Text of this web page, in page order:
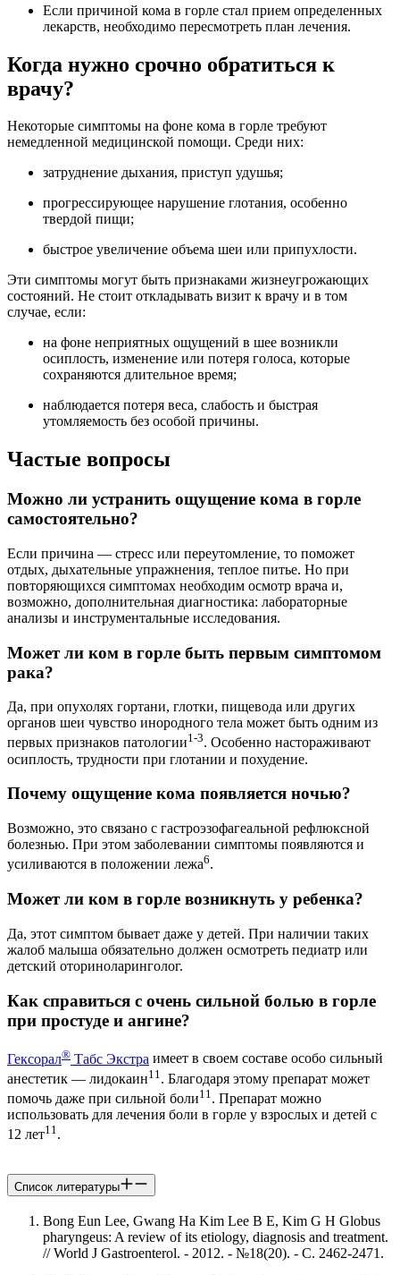
Если причиной кома в горле стал прием определенных
лекарств, необходимо пересмотреть план лечения.
Когда нужно срочно обратиться к
врачу?
Некоторые симптомы на фоне кома в горле требуют
немедленной медицинской помощи. Среди них:
затруднение дыхания, приступ удушья;
прогрессирующее нарушение глотания, особенно
твердой пищи;
быстрое увеличение объема шеи или припухлости.
Эти симптомы могут быть признаками жизнеугрожающих
состояний. Не стоит откладывать визит к врачу и в том
случае, если:
на фоне неприятных ощущений в шее возникли
осиплость, изменение или потеря голоса, которые
сохраняются длительное время;
наблюдается потеря веса, слабость и быстрая
утомляемость без особой причины.
Частые вопросы
Можно ли устранить ощущение кома в горле
самостоятельно?
Если причина — стресс или переутомление, то поможет
отдых, дыхательные упражнения, теплое питье. Но при
повторяющихся симптомах необходим осмотр врача и,
возможно, дополнительная диагностика: лабораторные
анализы и инструментальные исследования.
Может ли ком в горле быть первым симптомом
рака?
Да, при опухолях гортани, глотки, пищевода или других
органов шеи чувство инородного тела может быть одним из
первых признаков патологии1-3. Особенно настораживают
осиплость, трудности при глотании и похудение.
Почему ощущение кома появляется ночью?
Возможно, это связано с гастроэзофагеальной рефлюксной
болезнью. При этом заболевании симптомы появляются и
усиливаются в положении лежа6.
Может ли ком в горле возникнуть у ребенка?
Да, этот симптом бывает даже у детей. При наличии таких
жалоб малыша обязательно должен осмотреть педиатр или
детский оториноларинголог.
Как справиться с очень сильной болью в горле
при простуде и ангине?
Гексорал® Табс Экстра имеет в своем составе особо сильный
анестетик — лидокаин11 . Благодаря этому препарат может
помочь даже при сильной боли11. Препарат можно
использовать для лечения боли в горле у взрослых и детей с
12 лет11.
Список литературы
Bong Eun Lee, Gwang Ha Kim Lee B E, Kim G H Globus
pharyngeus: A review of its etiology, diagnosis and treatment.
// World J Gastroenterol. - 2012. - №18(20). - С. 2462-2471.